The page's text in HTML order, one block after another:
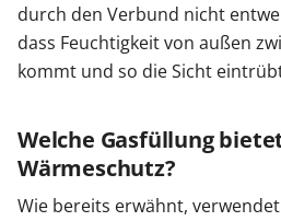
durch den Verbund nicht
dass Feuchtigkeit von außen
kommt und so die Sicht
Welche Gasfüllung
Wärmeschutz?
Wie bereits erwähnt,